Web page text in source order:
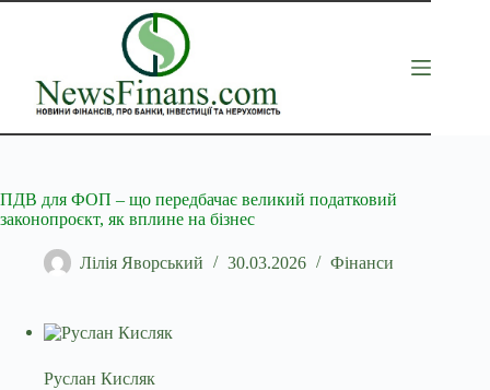
Перейти
ПДВ для ФОП – що передбачає великий податковий
законопроєкт, як вплине на бізнес
Лілія Яворський 30.03.2026 Фінанси
Руслан Кисляк